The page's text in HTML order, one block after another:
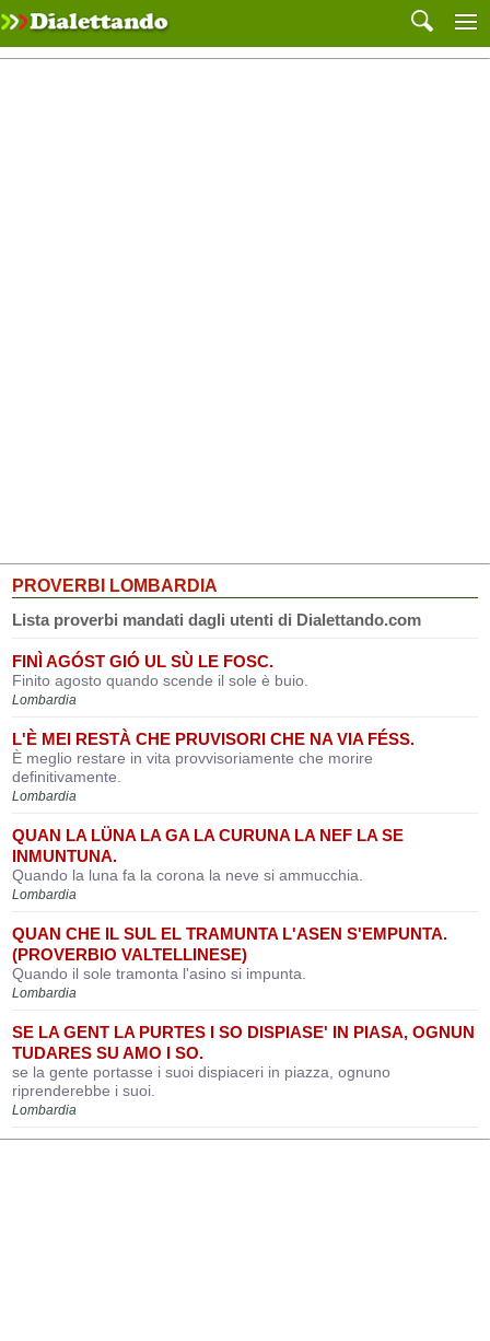
PROVERBI LOMBARDIA
Lista proverbi mandati dagli utenti di Dialettando.com
FINÌ AGÓST GIÓ UL SÙ LE FOSC.
Finito agosto quando scende il sole è buio.
Lombardia
L'È MEI RESTÀ CHE PRUVISORI CHE NA VIA FÉSS.
È meglio restare in vita provvisoriamente che morire
definitivamente.
Lombardia
QUAN LA LÜNA LA GA LA CURUNA LA NEF LA SE
INMUNTUNA.
Quando la luna fa la corona la neve si ammucchia.
Lombardia
QUAN CHE IL SUL EL TRAMUNTA L'ASEN S'EMPUNTA.
(PROVERBIO VALTELLINESE)
Quando il sole tramonta l'asino si impunta.
Lombardia
SE LA GENT LA PURTES I SO DISPIASE' IN PIASA, OGNUN
TUDARES SU AMO I SO.
se la gente portasse i suoi dispiaceri in piazza, ognuno
riprenderebbe i suoi.
Lombardia